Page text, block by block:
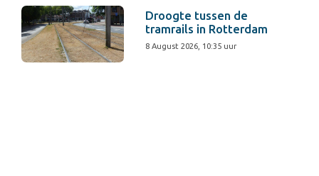
Droogte tussen de
tramrails in Rotterdam
8 August 2026, 10:35 uur